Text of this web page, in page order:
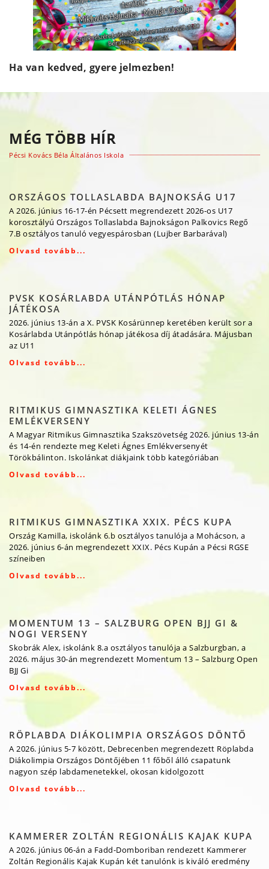
Ha van kedved, gyere jelmezben!
MÉG TÖBB HÍR
Pécsi Kovács Béla Általános Iskola
ORSZÁGOS TOLLASLABDA BAJNOKSÁG U17
A 2026. június 16-17-én Pécsett megrendezett 2026-os U17
korosztályú Országos Tollaslabda Bajnokságon Palkovics Regő
7.B osztályos tanuló vegyespárosban (Lujber Barbarával)
Olvasd tovább...
PVSK KOSÁRLABDA UTÁNPÓTLÁS HÓNAP
JÁTÉKOSA
2026. június 13-án a X. PVSK Kosárünnep keretében került sor a
Kosárlabda Utánpótlás hónap játékosa díj átadására. Májusban
az U11
Olvasd tovább...
RITMIKUS GIMNASZTIKA KELETI ÁGNES
EMLÉKVERSENY
A Magyar Ritmikus Gimnasztika Szakszövetség 2026. június 13-án
és 14-én rendezte meg Keleti Ágnes Emlékversenyét
Törökbálinton. Iskolánkat diákjaink több kategóriában
Olvasd tovább...
RITMIKUS GIMNASZTIKA XXIX. PÉCS KUPA
Ország Kamilla, iskolánk 6.b osztályos tanulója a Mohácson, a
2026. június 6-án megrendezett XXIX. Pécs Kupán a Pécsi RGSE
színeiben
Olvasd tovább...
MOMENTUM 13 – SALZBURG OPEN BJJ GI &
NOGI VERSENY
Skobrák Alex, iskolánk 8.a osztályos tanulója a Salzburgban, a
2026. május 30-án megrendezett Momentum 13 – Salzburg Open
BJJ Gi
Olvasd tovább...
RÖPLABDA DIÁKOLIMPIA ORSZÁGOS DÖNTŐ
A 2026. június 5-7 között, Debrecenben megrendezett Röplabda
Diákolimpia Országos Döntőjében 11 főből álló csapatunk
nagyon szép labdamenetekkel, okosan kidolgozott
Olvasd tovább...
KAMMERER ZOLTÁN REGIONÁLIS KAJAK KUPA
A 2026. június 06-án a Fadd-Domboriban rendezett Kammerer
Zoltán Regionális Kajak Kupán két tanulónk is kiváló eredmény